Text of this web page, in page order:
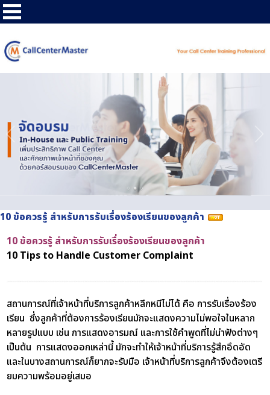
10 ข้อควรรู้ สำหรับการรับเรื่องร้องเรียนของลูกค้า
10 ข้อควรรู้ สำหรับการรับเรื่องร้องเรียนของลูกค้า
10 Tips to Handle Customer Complaint
สถานการณ์ที่เจ้าหน้าที่บริการลูกค้าหลีกหนีไม่ได้ คือ การรับเรื่องร้อง
เรียน ซึ่งลูกค้าที่ต้องการร้องเรียนมักจะแสดงความไม่พอใจในหลาก
หลายรูปแบบ เช่น การแสดงอารมณ์ และการใช้คำพูดที่ไม่น่าฟังต่างๆ
เป็นต้น การแสดงออกเหล่านี้ มักจะทำให้เจ้าหน้าที่บริการรู้สึกอึดอัด
และในบางสถานการณ์ก็ยากจะรับมือ เจ้าหน้าที่บริการลูกค้าจึงต้องเตรี
ยมความพร้อมอยู่เสมอ